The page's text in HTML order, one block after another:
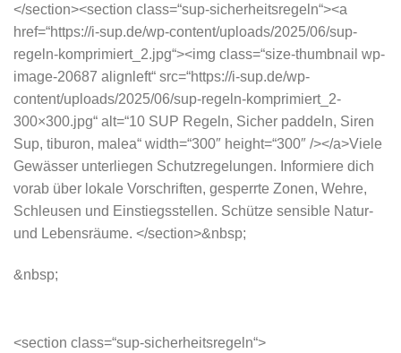
</section><section class=“sup-sicherheitsregeln“><a
href=“https://i-sup.de/wp-content/uploads/2025/06/sup-
regeln-komprimiert_2.jpg“><img class=“size-thumbnail wp-
image-20687 alignleft“ src=“https://i-sup.de/wp-
content/uploads/2025/06/sup-regeln-komprimiert_2-
300×300.jpg“ alt=“10 SUP Regeln, Sicher paddeln, Siren
Sup, tiburon, malea“ width=“300″ height=“300″ /></a>Viele
Gewässer unterliegen Schutzregelungen. Informiere dich
vorab über lokale Vorschriften, gesperrte Zonen, Wehre,
Schleusen und Einstiegsstellen. Schütze sensible Natur-
und Lebensräume. </section>&nbsp;
&nbsp;
<section class=“sup-sicherheitsregeln“>